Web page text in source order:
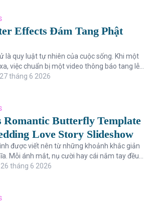
Effects Đám Tang Phật
là quy luật tự nhiên của cuộc sống. Khi một
việc chuẩn bị một video thông báo tang lễ
tháng 6 2026
Butterfly Template
Love Story Slideshow
được viết nên từ những khoảnh khắc giản
Mỗi ánh mắt, nụ cười hay cái nắm tay đều
tháng 6 2026